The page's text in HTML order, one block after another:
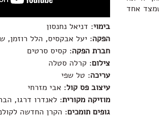
אחד
בימוי: דניאל נחנסון
הפקה: יעל אבקסיס, הלל רוזמן,
חברת הפקה: קסיס סרטים
צילום: קרלה סטלה
עריכה: טל שפי
עיצוב פס קול: אבי מזרחי
מוזיקה מקורית: לאנדרו דרגו,
גופים תומכים